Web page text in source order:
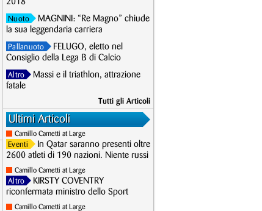
2018
Nuoto
MAGNINI: “Re Magno” chiude
la sua leggendaria carriera
Pallanuoto
FELUGO, eletto nel
Consiglio della Lega B di Calcio
Altro
Massi e il triathlon, attrazione
fatale
Tutti gli Articoli
Ultimi Articoli
Camillo Cametti at Large
Eventi
In Qatar saranno presenti oltre
2600 atleti di 190 nazioni. Niente russi
Camillo Cametti at Large
Altro
KIRSTY COVENTRY
riconfermata ministro dello Sport
Camillo Cametti at Large